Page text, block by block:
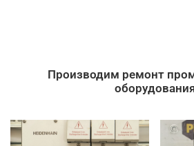
Производим ремонт